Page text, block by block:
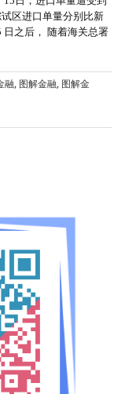
区进口单量分别比新
日之后， 随着海关总署
融, 图解金融, 图解金